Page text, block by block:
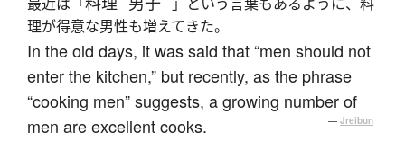
理が得意な男性も増えてきた。
In the old days, it was said that “men should not
enter the kitchen,” but recently, as the phrase
“cooking men” suggests, a growing number of
men are excellent cooks.
— Jreibun